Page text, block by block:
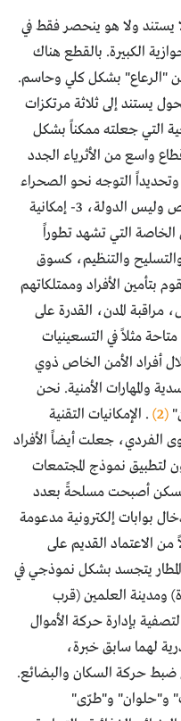
يستند ولا هو ينحصر فقط في
الكبيرة. بالقطع هناك
"الرعاع" بشكل كلي وحاسم.
يستند إلى ثلاثة مرتكزات
التي جعلته ممكناً بشكل
قطاع واسع من الأثرياء الجدد
وتحديداً التوجه نحو الصحراء
للسكن والزراعة من خلال القطاع الخاص وليس الدولة، 3- إمكانية
التي تشهد تطوراً
والتسليح والتنظيم، كسوق
بتأمين الأفراد وممتلكاتهم
مراقبة المدن، القدرة على
مثلاً في التسعينيات
أفراد الأمن الخاص ذوي
والمهارات الأمنية. نحن
(2)
. الإمكانيات التقنية
الفردي، جعلت أيضاً الأفراد
نموذج المجتمعات
أصبحت مسلحةً بعدد
بوابات إلكترونية مدعومة
الاعتماد القديم على
يتجسد بشكل نموذجي في
ومدينة العلمين (قرب
بإدارة حركة الأموال
لهما سابق خبرة،
ضبط حركة السكان والبضائع.
و"حلوان" و"طرّى"